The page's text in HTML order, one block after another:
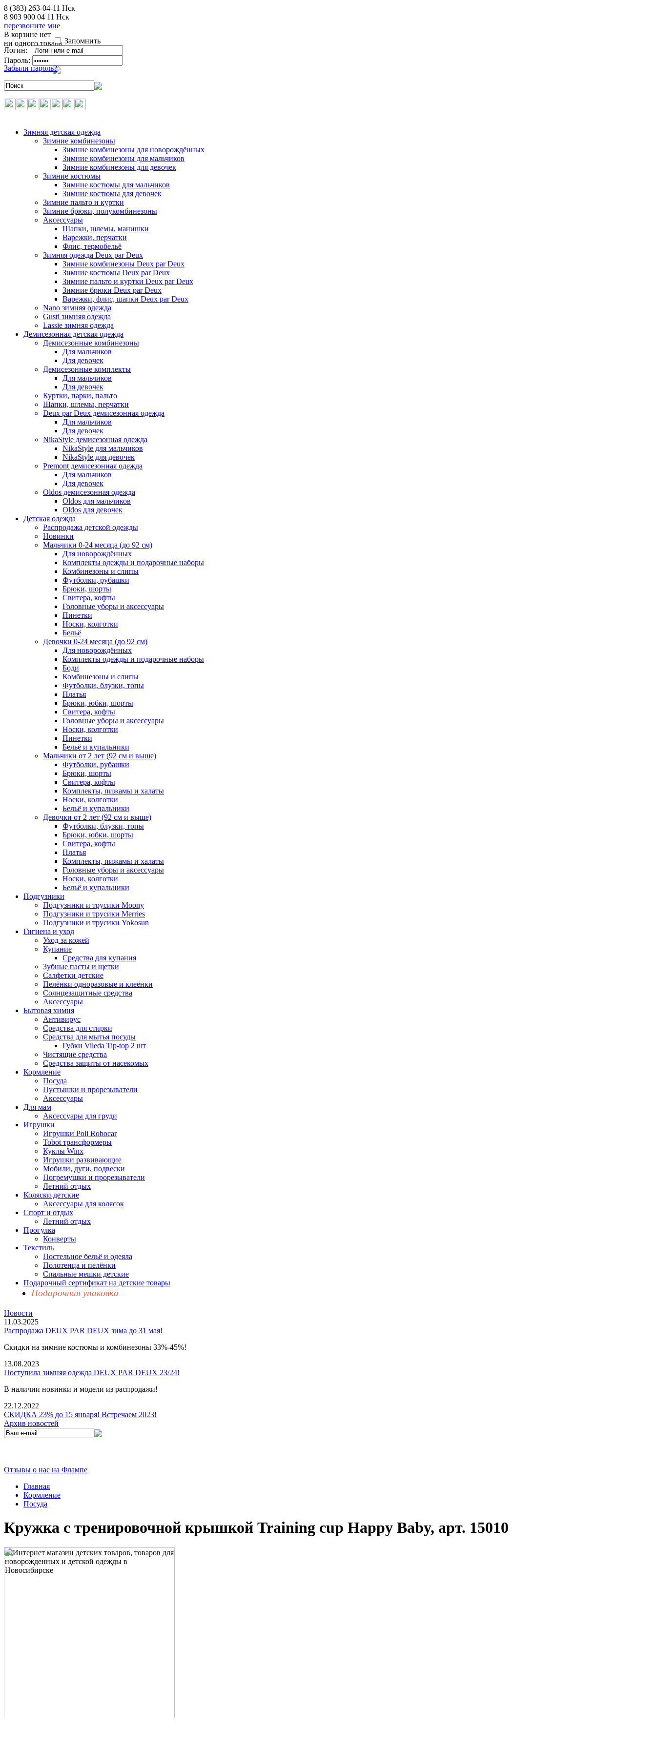
8 (383) 263-04-11 Нск
8 903 900 04 11 Нск
перезвоните мне
В корзине нет
ни одного товара Запомнить
Логин:
Пароль:
Забыли пароль?
Зимняя детская одежда
Зимние комбинезоны
Зимние комбинезоны для новорождённых
Зимние комбинезоны для мальчиков
Зимние комбинезоны для девочек
Зимние костюмы
Зимние костюмы для мальчиков
Зимние костюмы для девочек
Зимние пальто и куртки
Зимние брюки, полукомбинезоны
Аксессуары
Шапки, шлемы, манишки
Варежки, перчатки
Флис, термобельё
Зимняя одежда Deux par Deux
Зимние комбинезоны Deux par Deux
Зимние костюмы Deux par Deux
Зимние пальто и куртки Deux par Deux
Зимние брюки Deux par Deux
Варежки, флис, шапки Deux par Deux
Nano зимняя одежда
Gusti зимняя одежда
Lassie зимняя одежда
Демисезонная детская одежда
Демисезонные комбинезоны
Для мальчиков
Для девочек
Демисезонные комплекты
Для мальчиков
Для девочек
Куртки, парки, пальто
Шапки, шлемы, перчатки
Deux par Deux демисезонная одежда
Для мальчиков
Для девочек
NikaStyle демисезонная одежда
NikaStyle для мальчиков
NikaStyle для девочек
Premont демисезонная одежда
Для мальчиков
Для девочек
Oldos демисезонная одежда
Oldos для мальчиков
Oldos для девочек
Детская одежда
Распродажа детской одежды
Новинки
Мальчики 0-24 месяца (до 92 см)
Для новорождённых
Комплекты одежды и подарочные наборы
Комбинезоны и слипы
Футболки, рубашки
Брюки, шорты
Свитера, кофты
Головные уборы и аксессуары
Пинетки
Носки, колготки
Бельё
Девочки 0-24 месяца (до 92 см)
Для новорождённых
Комплекты одежды и подарочные наборы
Боди
Комбинезоны и слипы
Футболки, блузки, топы
Платья
Брюки, юбки, шорты
Свитера, кофты
Головные уборы и аксессуары
Носки, колготки
Пинетки
Бельё и купальники
Мальчики от 2 лет (92 см и выше)
Футболки, рубашки
Брюки, шорты
Свитера, кофты
Комплекты, пижамы и халаты
Носки, колготки
Бельё и купальники
Девочки от 2 лет (92 см и выше)
Футболки, блузки, топы
Брюки, юбки, шорты
Свитера, кофты
Платья
Комплекты, пижамы и халаты
Головные уборы и аксессуары
Носки, колготки
Бельё и купальники
Подгузники
Подгузники и трусики Moony
Подгузники и трусики Merries
Подгузники и трусики Yokosun
Гигиена и уход
Уход за кожей
Купание
Средства для купания
Зубные пасты и щетки
Салфетки детские
Пелёнки одноразовые и клеёнки
Солнцезащитные средства
Аксессуары
Бытовая химия
Антивирус
Средства для стирки
Средства для мытья посуды
Губки Vileda Tip-top 2 шт
Чистящие средства
Средства защиты от насекомых
Кормление
Посуда
Пустышки и прорезыватели
Аксессуары
Для мам
Аксессуары для груди
Игрушки
Игрушки Poli Robocar
Tobot трансформеры
Куклы Winx
Игрушки развивающие
Мобили, дуги, подвески
Погремушки и прорезыватели
Летний отдых
Коляски детские
Аксессуары для колясок
Спорт и отдых
Летний отдых
Прогулка
Конверты
Текстиль
Постельное бельё и одеяла
Полотенца и пелёнки
Спальные мешки детские
Подарочный сертификат на детские товары
Подарочная упаковка
Новости
11.03.2025
Распродажа DEUX PAR DEUX зима до 31 мая!
Скидки на зимние костюмы и комбинезоны 33%-45%!
13.08.2023
Поступила зимняя одежда DEUX PAR DEUX 23/24!
В наличии новинки и модели из распродажи!
22.12.2022
СКИДКА 23% до 15 января! Встречаем 2023!
Архив новостей
Отзывы о нас на Флампе
Главная
Кормление
Посуда
Кружка с тренировочной крышкой Training cup Happy Baby, арт. 15010